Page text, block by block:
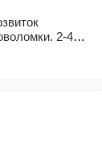
2-4
/